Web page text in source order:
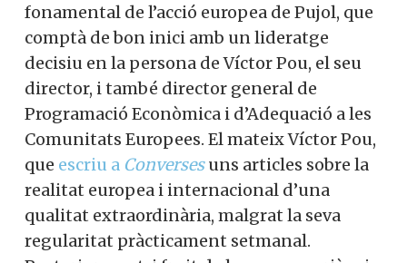
fonamental de l’acció europea de Pujol, que
comptà de bon inici amb un lideratge
decisiu en la persona de Víctor Pou, el seu
director, i també director general de
Programació Econòmica i d’Adequació a les
Comunitats Europees. El mateix Víctor Pou,
que escriu a Conversesuns articles sobre la
realitat europea i internacional d’una
qualitat extraordinària, malgrat la seva
regularitat pràcticament setmanal.